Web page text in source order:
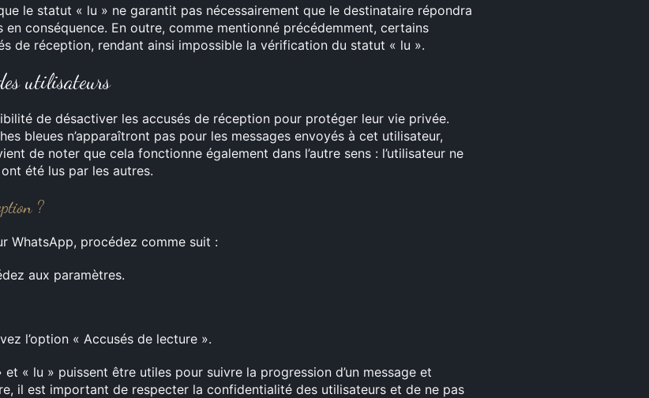
le statut « lu » ne garantit pas nécessairement que le destinataire répondra
conséquence. En outre, comme mentionné précédemment, certains
de réception, rendant ainsi impossible la vérification du statut « lu ».
utilisateurs
de désactiver les accusés de réception pour protéger leur vie privée.
bleues n’apparaîtront pas pour les messages envoyés à cet utilisateur,
de noter que cela fonctionne également dans l’autre sens : l’utilisateur ne
été lus par les autres.
?
WhatsApp, procédez comme suit :
aux paramètres.
l’option « Accusés de lecture ».
« lu » puissent être utiles pour suivre la progression d’un message et
il est important de respecter la confidentialité des utilisateurs et de ne pas